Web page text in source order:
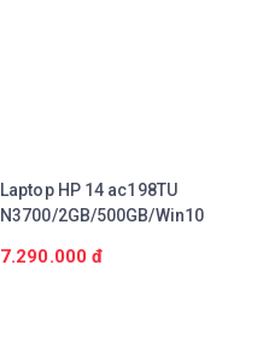
Laptop HP 14 ac198TU
N3700/2GB/500GB/Win10
7.290.000 đ